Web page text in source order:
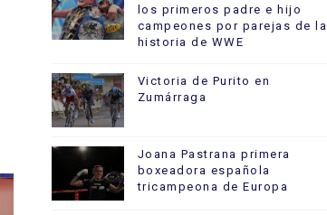
los primeros padre e hijo
campeones por parejas de la
historia de WWE
Victoria de Purito en
Zumárraga
Joana Pastrana primera
boxeadora española
tricampeona de Europa